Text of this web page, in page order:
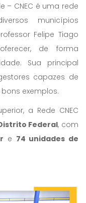
– CNEC é uma rede
municípios
Felipe Tiago
de forma
Sua principal
capazes de
exemplos.
a Rede CNEC
Federal, com
e 74 unidades de